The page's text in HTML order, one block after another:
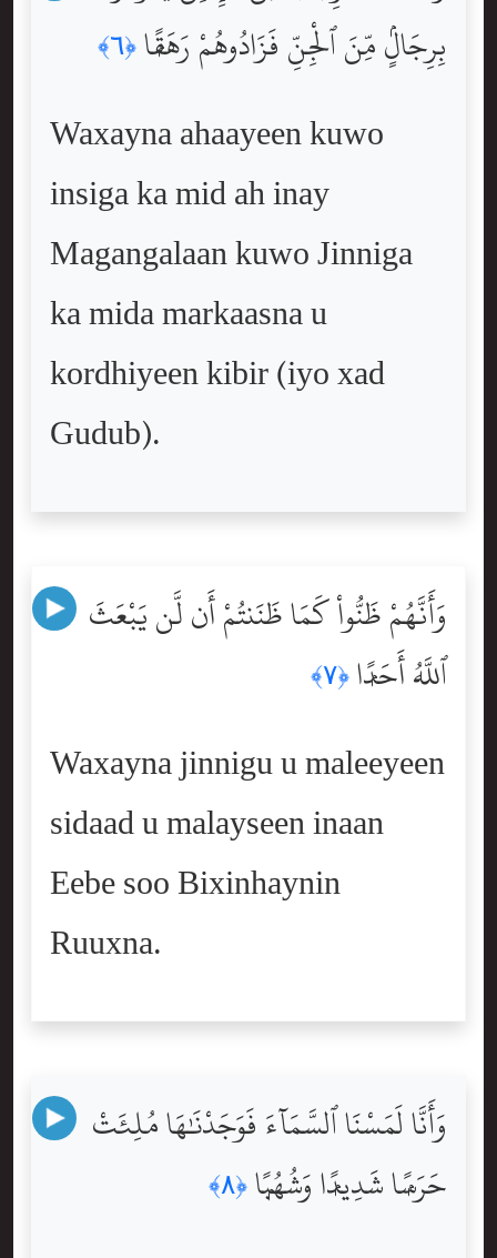
بِرِجَالٍۢ مِّنَ ٱلْجِنِّ فَزَادُوهُمْ رَهَقًۭا ﴿٦﴾
Waxayna ahaayeen kuwo
insiga ka mid ah inay
Magangalaan kuwo Jinniga
ka mida markaasna u
kordhiyeen kibir (iyo xad
Gudub).
وَأَنَّهُمْ ظَنُّواْ كَمَا ظَنَنتُمْ أَن لَّن يَبْعَثَ
ٱللَّهُ أَحَدًۭا ﴿٧﴾
Waxayna jinnigu u maleeyeen
sidaad u malayseen inaan
Eebe soo Bixinhaynin
Ruuxna.
وَأَنَّا لَمَسْنَا ٱلسَّمَآءَ فَوَجَدْنَٰهَا مُلِئَتْ
حَرَسًۭا شَدِيدًۭا وَشُهُبًۭا ﴿٨﴾